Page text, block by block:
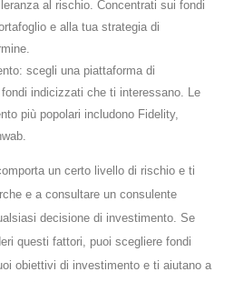
al rischio. Concentrati sui fondi
e alla tua strategia di
scegli una piattaforma di
indicizzati che ti interessano. Le
più popolari includono Fidelity,
un certo livello di rischio e ti
e a consultare un consulente
decisione di investimento. Se
questi fattori, puoi scegliere fondi
obiettivi di investimento e ti aiutano a